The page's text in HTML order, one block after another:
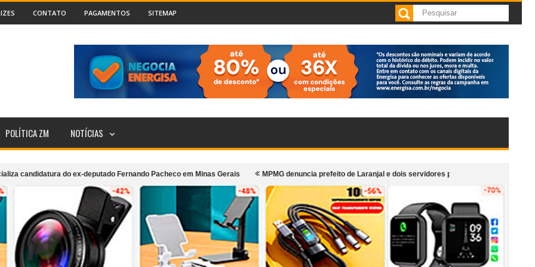
CONTATO PAGAMENTOS SITEMAP
POLÍTICA ZM NOTÍCIAS
do ex-deputado Fernando Pacheco em Minas Gerais MPMG denuncia prefeito de Laranjal e dois servidores por irregularidades em licitações de
coletivo urbano de Cataguases Incêndio atinge segundo andar de cafeteria anexa ao Supermercado Morais em Cataguases